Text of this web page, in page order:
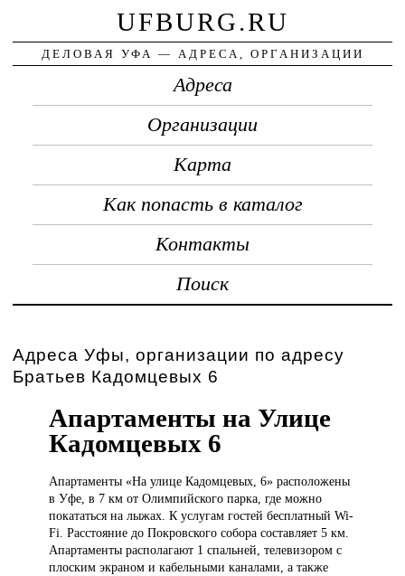
UFBURG.RU
ДЕЛОВАЯ УФА — АДРЕСА, ОРГАНИЗАЦИИ
Адреса
Организации
Карта
Как попасть в каталог
Контакты
Поиск
Адреса Уфы, организации по адресу
Братьев Кадомцевых 6
Апартаменты на Улице
Кадомцевых 6
Апартаменты «Наулице Кадомцевых, 6» расположены
в Уфе, в 7 км от Олимпийского парка, где можно
покататься на лыжах. К услугам гостей бесплатный Wi-
Fi. Расстояние до Покровского собора составляет 5 км.
Апартаменты располагают 1 спальней, телевизором с
плоским экраном и кабельными каналами, а также